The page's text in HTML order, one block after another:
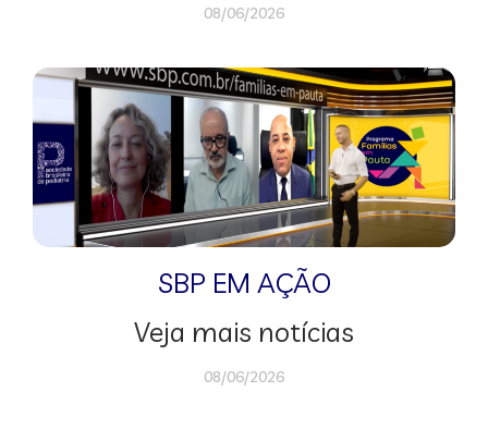
08/06/2026
SBP EM AÇÃO
Veja mais notícias
08/06/2026